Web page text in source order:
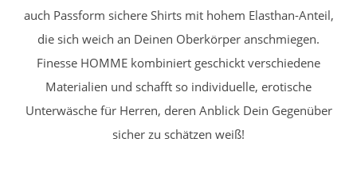
auch Passform sichere Shirts mit hohem Elasthan-Anteil,
die sich weich an Deinen Oberkörper anschmiegen.
Finesse HOMME kombiniert geschickt verschiedene
Materialien und schafft so individuelle, erotische
Unterwäsche für Herren, deren Anblick Dein Gegenüber
sicher zu schätzen weiß!